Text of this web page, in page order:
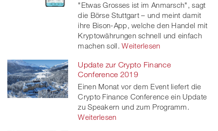
"Etwas Grosses ist im Anmarsch", sagt
die Börse Stuttgart – und meint damit
ihre Bison-App, welche den Handel mit
Kryptowährungen schnell und einfach
machen soll. Weiterlesen
Update zur Crypto Finance
Conference 2019
Einen Monat vor dem Event liefert die
Crypto Finance Conference ein Update
zu Speakern und zum Programm.
Weiterlesen